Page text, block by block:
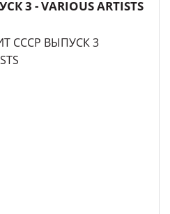
3 - VARIOUS ARTISTS
СССР ВЫПУСК 3